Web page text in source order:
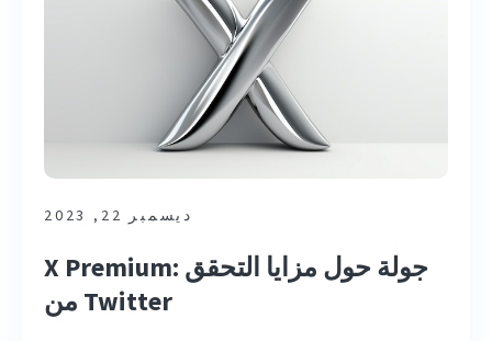
ديسمبر 22, 2023
X Premium: جولة حول مزايا التحقق
من Twitter